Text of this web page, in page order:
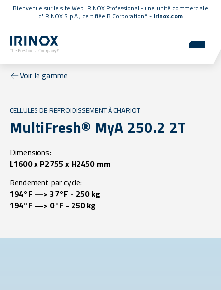
Bienvenue sur le site Web IRINOX Professional - une unité commerciale
d'IRINOX S.p.A., certifiée B Corporation™ - irinox.com
Voir le gamme
CELLULES DE REFROIDISSEMENT À CHARIOT
MultiFresh® MyA 250.2 2T
Dimensions:
L1600 x P2755 x H2450 mm
Rendement par cycle:
194°F —> 37°F - 250 kg
194°F —> 0°F - 250 kg